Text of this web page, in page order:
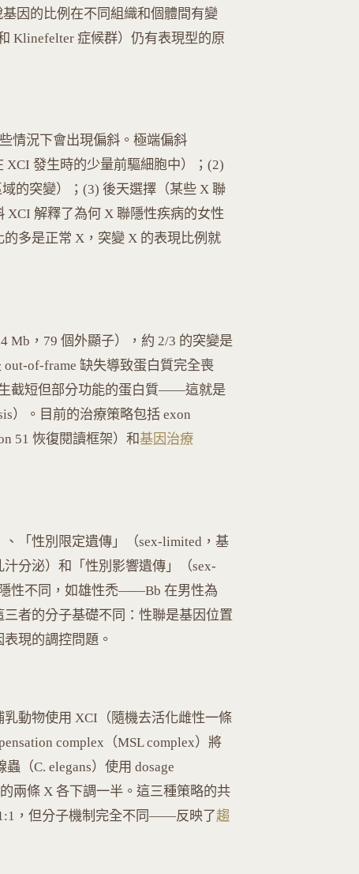
因的比例在不同組織和個體間有變
Klinefelter 症候群）仍有表現型的原
情況下會出現偏斜。極端偏斜
XCI 發生時的少量前驅細胞中）；(2)
的突變）；(3) 後天選擇（某些 X 聯
XCI 解釋了為何 X 聯隱性疾病的女性
多是正常 X，突變 X 的表現比例就
Mb，79 個外顯子），約 2/3 的突變是
of-frame 缺失導致蛋白質完全喪
截短但部分功能的蛋白質——這就是
）。目前的治療策略包括 exon
51 恢復閱讀框架）和基因治療
、「性別限定遺傳」（sex-limited，基
分泌）和「性別影響遺傳」（sex-
性不同，如雄性禿——Bb 在男性為
者的分子基礎不同：性聯是基因位置
現的調控問題。
動物使用 XCI（隨機去活化雌性一條
complex（MSL complex）將
（C. elegans）使用 dosage
兩條 X 各下調一半。這三種策略的共
，但分子機制完全不同——反映了趨